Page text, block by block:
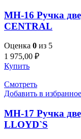
MH-16 Ручка
CENTRAL
Оценка 0 из 5
1 975,00 ₽
Купить
Смотреть
Добавить в избранное
MH-17 Ручка
LLOYD`S